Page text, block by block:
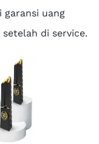
garansi uang
di service.